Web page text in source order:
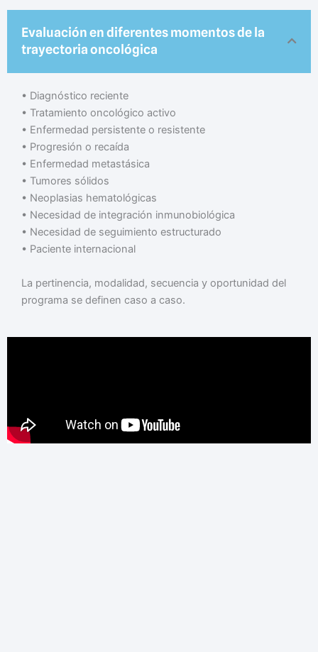
Evaluación en diferentes momentos de la
trayectoria oncológica
•⁠ ⁠Diagnóstico reciente
•⁠ ⁠Tratamiento oncológico activo
•⁠ ⁠Enfermedad persistente o resistente
•⁠ ⁠Progresión o recaída
•⁠ ⁠Enfermedad metastásica
•⁠ ⁠Tumores sólidos
•⁠ ⁠Neoplasias hematológicas
•⁠ ⁠Necesidad de integración inmunobiológica
•⁠ ⁠Necesidad de seguimiento estructurado
•⁠ ⁠Paciente internacional
La pertinencia, modalidad, secuencia y oportunidad del
programa se definen caso a caso.